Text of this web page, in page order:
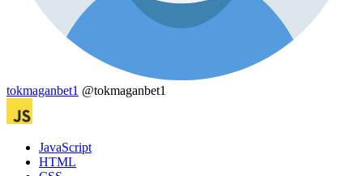
tokmaganbet1 @tokmaganbet1
JavaScript
HTML